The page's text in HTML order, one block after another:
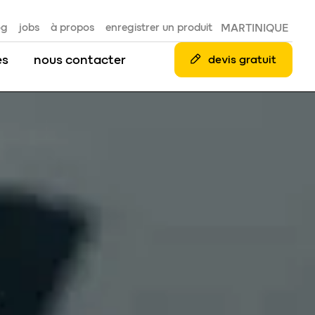
jobs à propos enregistrer un produit MARTINIQUE
nous contacter devis gratuit